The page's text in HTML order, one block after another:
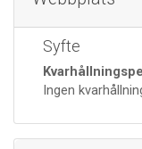
Syfte
Ingen